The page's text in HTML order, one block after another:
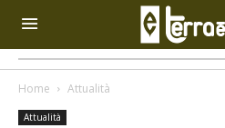
Home Attualità
Attualità